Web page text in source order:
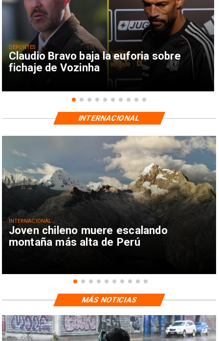
Claudio Bravo baja la euforia sobre
fichaje de Vozinha
DEPORTES
Joven chileno muere escalando
montaña más alta de Perú
INTERNACIONAL
INTERNACIONAL
MÁS NOTICIAS